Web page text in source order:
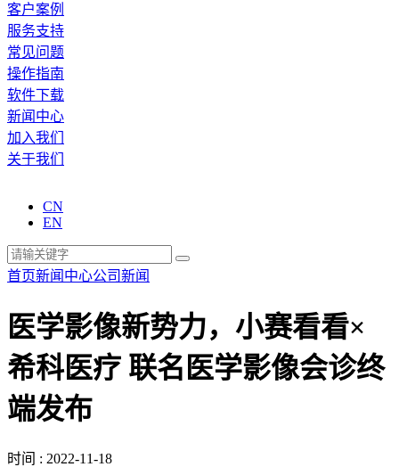
客户案例
服务支持
常见问题
操作指南
软件下载
新闻中心
加入我们
关于我们
CN
EN
首页新闻中心公司新闻
医学影像新势力，小赛看看×
希科医疗 联名医学影像会诊终
端发布
时间 : 2022-11-18